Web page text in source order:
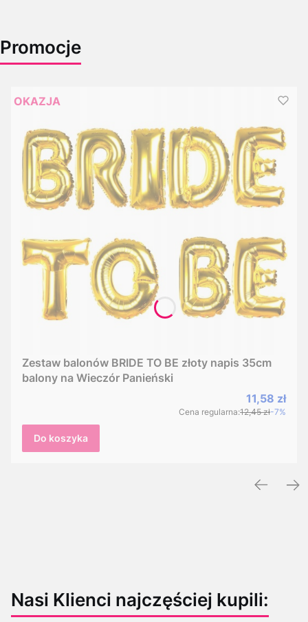
Promocje
OKAZJA
Zestaw balonów BRIDE TO BE złoty napis 35cm
balony na Wieczór Panieński
Cena
11,58 zł
Cena regularna:12,45 zł-7%
Do koszyka
Nasi Klienci najczęściej kupili: